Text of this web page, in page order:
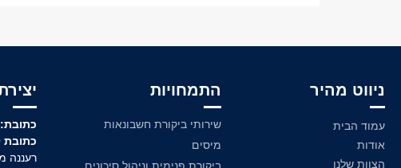
ניווט מהיר
עמוד הבית
אודות
הצוות שלנו
התמחויות
שירותי ביקורת חשבונאות
מיסים
כתובת:
כתובת
רעננה